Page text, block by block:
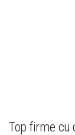
Top firme cu